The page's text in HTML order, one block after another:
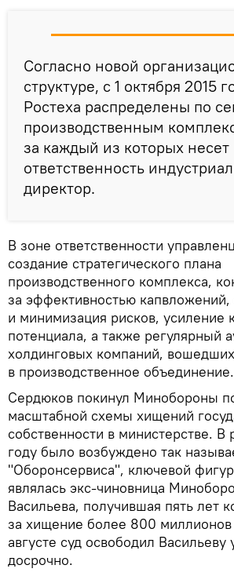
Согласно новой
структуре, c 1 октября 2015
Ростеха распределены по
производственным
за каждый из которых несет
ответственность
директор.
В зоне ответственности
создание стратегического плана
производственного комплекса,
за эффективностью капвложений,
и минимизация рисков, усиление
потенциала, а также регулярный
холдинговых компаний, вошедших
в производственное объединение.
Сердюков покинул Минобороны
масштабной схемы хищений
собственности в министерстве. В
году было возбуждено так
"Оборонсервиса", ключевой
являлась экс-чиновница
Васильева, получившая пять лет
за хищение более 800
августе суд освободил Васильеву
досрочно.